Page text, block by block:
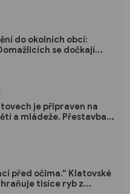
do okolních obcí:
se dočkají
je připraven na
a mládeže. Přestavba
před očima.“ Klatovské
tisíce ryb z